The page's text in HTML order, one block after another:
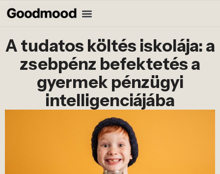
A tudatos költés iskolája: a
zsebpénz befektetés a
gyermek pénzügyi
intelligenciájába